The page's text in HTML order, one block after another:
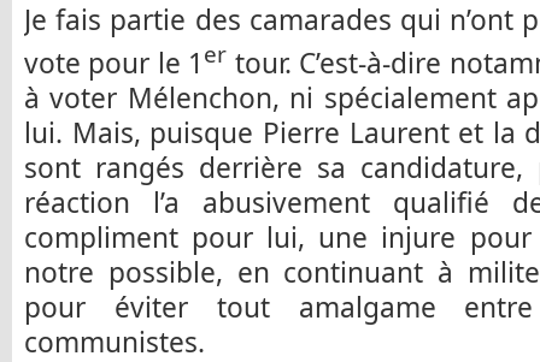
Je fais partie des camarades qui n’ont
vote pour le 1 er tour. C’est-à-dire
à voter Mélenchon, ni spécialement
lui. Mais, puisque Pierre Laurent et la
sont rangés derrière sa
réaction l’a abusivement qualifié
compliment pour lui, une injure
notre possible, en continuant à
pour éviter tout amalgame
communistes.